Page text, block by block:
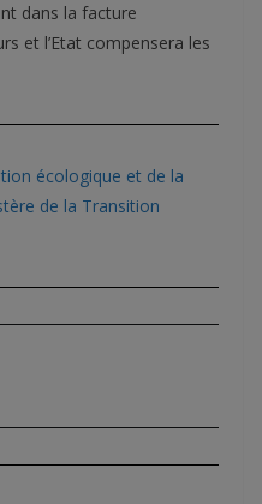
dans la facture
et l’Etat compensera les
écologique et de la
de la Transition